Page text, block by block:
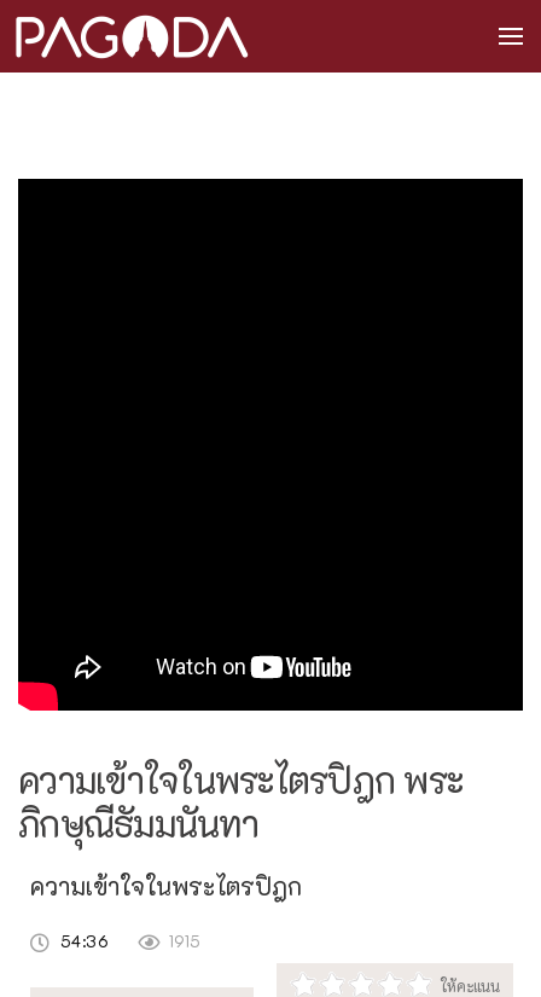
ความเข้าใจในพระไตรปิฎก พระ
ภิกษุณีธัมมนันทา
ความเข้าใจในพระไตรปิฎก
54:36 1915